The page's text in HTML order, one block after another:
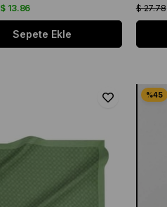
$ 13.86
Sepete Ekle
$ 27.78